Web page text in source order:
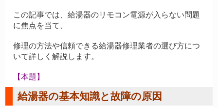
この記事では、給湯器のリモコン電源が入らない問題
に焦点を当て、
修理の方法や信頼できる給湯器修理業者の選び方につ
いて詳しく解説します。
【本題】
給湯器の基本知識と故障の原因